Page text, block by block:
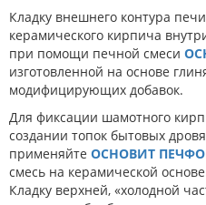
Кладку внешнего контура
керамического кирпича
при помощи печной смеси
изготовленной на основе
модифицирующих добавок.
Для фиксации шамотного
создании топок бытовых
применяйте ОСНОВИТ
смесь на керамической
Кладку верхней, «холодной